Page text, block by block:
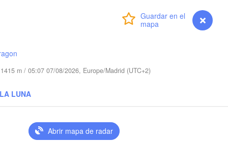
myVentusky Previsión
m / 05:07 07/08/2026, Europe/Madrid (UTC+2)
LUNA
Abrir mapa de radar
München
Ljubljana